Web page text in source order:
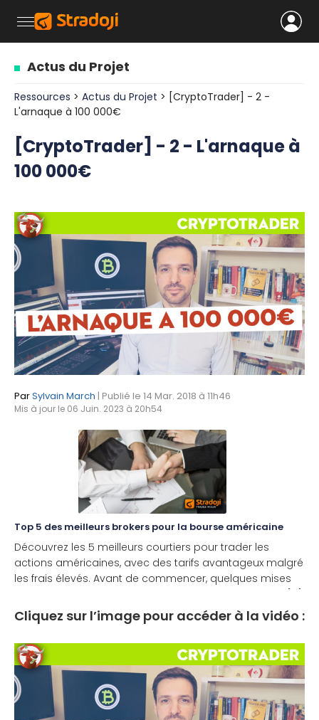
Actus du Projet
Ressources > Actus du Projet > [CryptoTrader] - 2 -
L'arnaque à 100 000€
[CryptoTrader] - 2 - L'arnaque à
100 000€
ParSylvain March | Publié le 14 Mar. 2018 à 11h46
Mis à jour le 06 Juin. 2023 à 20h54
Top 5 des meilleurs brokers pour la bourse américaine
Découvrez les 5 meilleurs courtiers pour trader les
actions américaines, avec des tarifs avantageux malgré
les frais élevés. Avant de commencer, quelques mises
en garde sur le choix de votre courtier : Lorsque vous [...]
Cliquez sur l’image pour accéder à la vidéo :